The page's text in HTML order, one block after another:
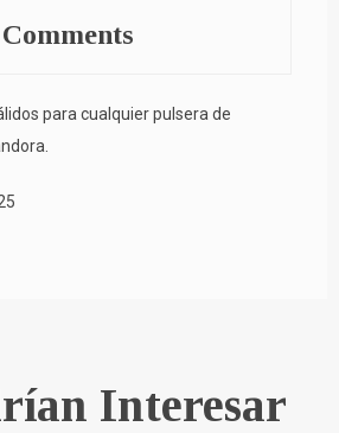
para cualquier pulsera de
Interesar